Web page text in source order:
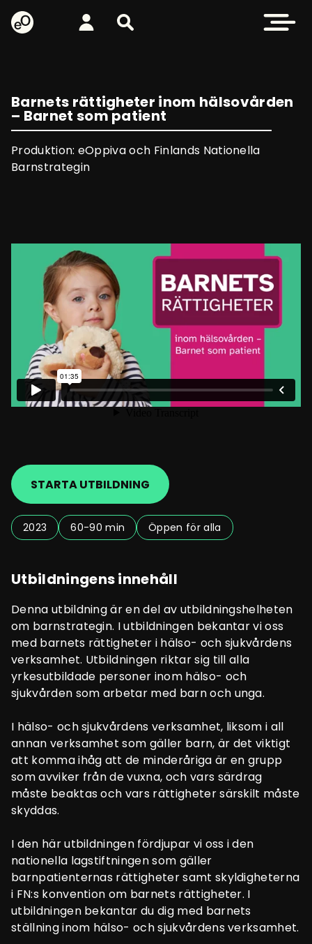
eOppiva - Till startsidan
Logga inSök på webbplatsen Öppna
Barnets rättigheter inom hälsovården
– Barnet som patient
Produktion: eOppiva och Finlands Nationella
Barnstrategin
STARTA UTBILDNING
2023 60-90 min Öppen för alla
Utbildningens innehåll
Denna utbildning är en del av utbildningshelheten
om barnstrategin. I utbildningen bekantar vi oss
med barnets rättigheter i hälso- och sjukvårdens
verksamhet. Utbildningen riktar sig till alla
yrkesutbildade personer inom hälso- och
sjukvården som arbetar med barn och unga.
I hälso- och sjukvårdens verksamhet, liksom i all
annan verksamhet som gäller barn, är det viktigt
att komma ihåg att de minderåriga är en grupp
som avviker från de vuxna, och vars särdrag
måste beaktas och vars rättigheter särskilt måste
skyddas.
I den här utbildningen fördjupar vi oss i den
nationella lagstiftningen som gäller
barnpatienternas rättigheter samt skyldigheterna
i FN:s konvention om barnets rättigheter. I
utbildningen bekantar du dig med barnets
ställning inom hälso- och sjukvårdens verksamhet.